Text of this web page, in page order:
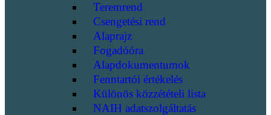
Teremrend
Csengetési rend
Alaprajz
Fogadóóra
Alapdokumentumok
Fenntartói értékelés
Különös közzétételi lista
NAIH adatszolgáltatás